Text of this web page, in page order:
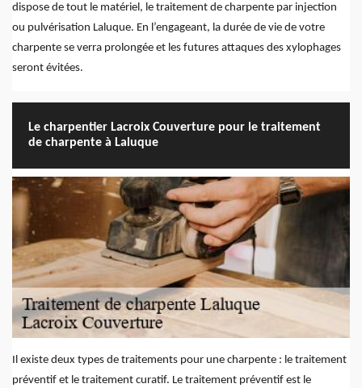
dispose de tout le matériel, le traitement de charpente par injection
ou pulvérisation Laluque. En l’engageant, la durée de vie de votre
charpente se verra prolongée et les futures attaques des xylophages
seront évitées.
Le charpentier Lacroix Couverture pour le traitement
de charpente à Laluque
Il existe deux types de traitements pour une charpente : le traitement
préventif et le traitement curatif. Le traitement préventif est le